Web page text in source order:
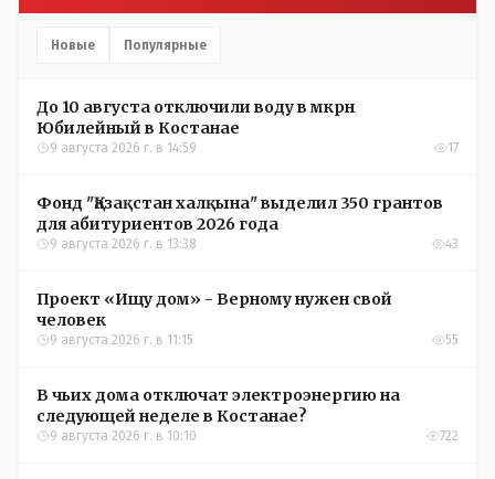
Новые Популярные
До 10 августа отключили воду в мкрн
Юбилейный в Костанае
9 августа 2026 г. в 14:59 17
Фонд "Қазақстан халқына" выделил 350 грантов
для абитуриентов 2026 года
9 августа 2026 г. в 13:38 43
Проект «Ищу дом» - Верному нужен свой
человек
9 августа 2026 г. в 11:15 55
В чьих дома отключат электроэнергию на
следующей неделе в Костанае?
9 августа 2026 г. в 10:10 722